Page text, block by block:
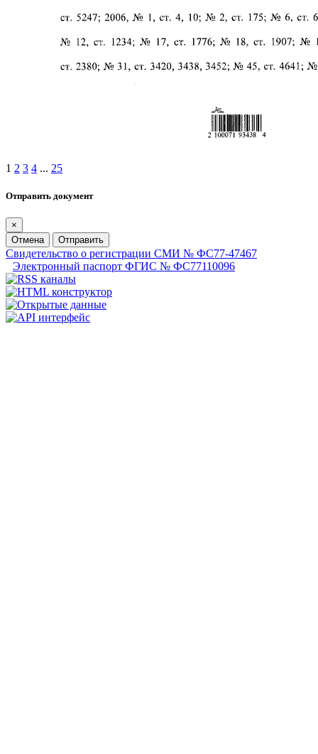
1 2 3 4 ... 25
Отправить документ
×
Отмена
Отправить
Свидетельство о регистрации СМИ № ФС77-47467
Электронный паспорт ФГИС № ФС77110096